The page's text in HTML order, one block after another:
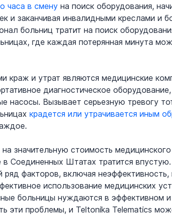
часа в смену на поиск оборудования,
и заканчивая инвалидными креслами и
больниц тратит на поиск
где каждая потерянная минута
краж и утрат являются медицинские
диагностическое
насосы. Вызывает серьезную тревогу
крадется или утрачивается иным
значительную стоимость
в Соединенных Штатах тратится
факторов, включая неэффективность,
использование медицинских
больницы нуждаются в эффективном
эти проблемы, и Teltonika Telematics